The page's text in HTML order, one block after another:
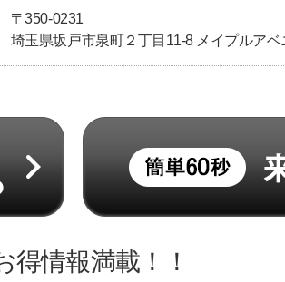
〒350-0231
埼玉県坂戸市泉町２丁目11-8 メイプルアベ
情報満載！！